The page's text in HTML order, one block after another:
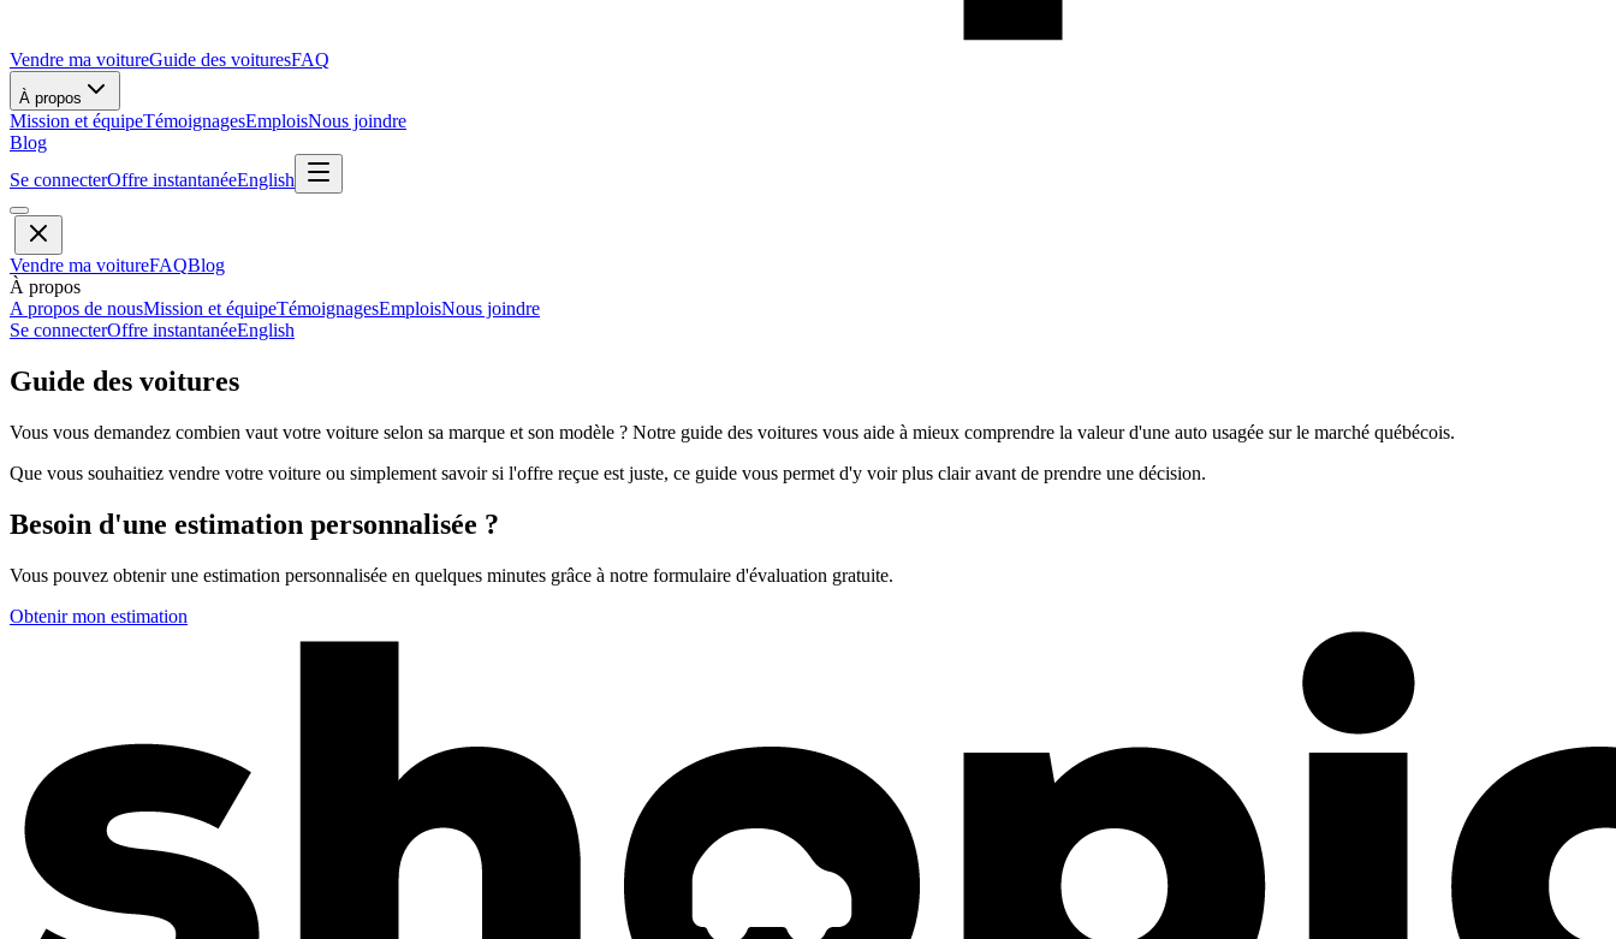
Vendre ma voitureGuide des voituresFAQ
À propos
Mission et équipeTémoignagesEmploisNous joindre
Blog
Se connecterOffre instantanéeEnglish
Vendre ma voitureFAQBlog
À propos
A propos de nousMission et équipeTémoignagesEmploisNous joindre
Se connecterOffre instantanéeEnglish
Guide des voitures
Vous vous demandez combien vaut votre voiture selon sa marque et son modèle ? Notre guide des voitures vous aide à mieux comprendre la valeur d'une auto usagée sur le marché québécois.
Que vous souhaitiez vendre votre voiture ou simplement savoir si l'offre reçue est juste, ce guide vous permet d'y voir plus clair avant de prendre une décision.
Besoin d'une estimation personnalisée ?
Vous pouvez obtenir une estimation personnalisée en quelques minutes grâce à notre formulaire d'évaluation gratuite.
Obtenir mon estimation